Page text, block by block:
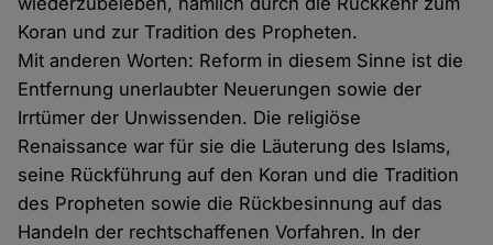
Koran und zur Tradition des Propheten.
Mit anderen Worten: Reform in diesem Sinne ist die
Entfernung unerlaubter Neuerungen sowie der
Irrtümer der Unwissenden. Die religiöse
Renaissance war für sie die Läuterung des Islams,
seine Rückführung auf den Koran und die Tradition
des Propheten sowie die Rückbesinnung auf das
Handeln der rechtschaffenen Vorfahren. In der